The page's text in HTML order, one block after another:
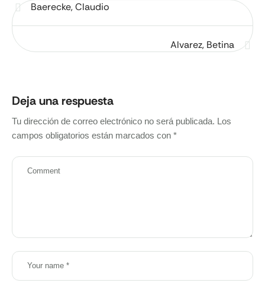
Baerecke, Claudio
Alvarez, Betina
Deja una respuesta
Tu dirección de correo electrónico no será publicada. Los
campos obligatorios están marcados con *